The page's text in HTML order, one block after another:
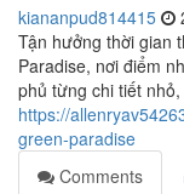
kiananpud814415
Tận hưởng thời gian
Paradise, nơi điểm
phủ từng chi tiết
https://
green-paradise
Comments